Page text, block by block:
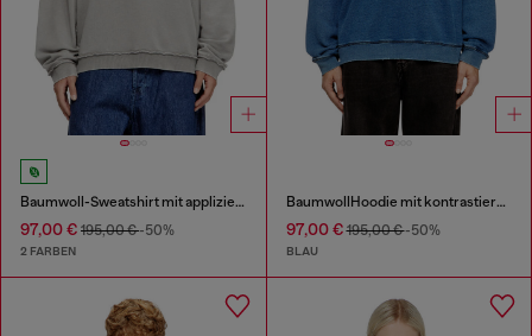
Baumwoll-Sweatshirt mit appliziertem Logo
97,00 € 195,00 €-50%
2 FARBEN
BaumwollHoodie mit kontrastierenden Nähten
97,00 €195,00 €-50%
BLAU